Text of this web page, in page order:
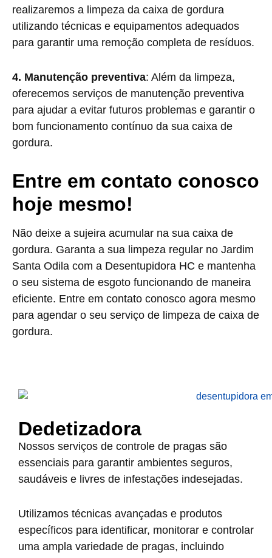
realizaremos a limpeza da caixa de gordura
utilizando técnicas e equipamentos adequados
para garantir uma remoção completa de resíduos.
4. Manutenção preventiva: Além da limpeza,
oferecemos serviços de manutenção preventiva
para ajudar a evitar futuros problemas e garantir o
bom funcionamento contínuo da sua caixa de
gordura.
Entre em contato conosco
hoje mesmo!
Não deixe a sujeira acumular na sua caixa de
gordura. Garanta a sua limpeza regular no Jardim
Santa Odila com a Desentupidora HC e mantenha
o seu sistema de esgoto funcionando de maneira
eficiente. Entre em contato conosco agora mesmo
para agendar o seu serviço de limpeza de caixa de
gordura.
Dedetizadora
Nossos serviços de controle de pragas são
essenciais para garantir ambientes seguros,
saudáveis e livres de infestações indesejadas.
Utilizamos técnicas avançadas e produtos
específicos para identificar, monitorar e controlar
uma ampla variedade de pragas, incluindo